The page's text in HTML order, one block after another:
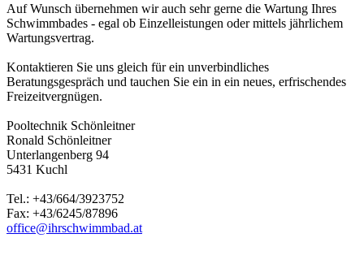
Auf Wunsch übernehmen wir auch sehr gerne die Wartung Ihres
Schwimmbades - egal ob Einzelleistungen oder mittels jährlichem
Wartungsvertrag.
Kontaktieren Sie uns gleich für ein unverbindliches
Beratungsgespräch und tauchen Sie ein in ein neues, erfrischendes
Freizeitvergnügen.
Pooltechnik Schönleitner
Ronald Schönleitner
Unterlangenberg 94
5431 Kuchl
Tel.: +43/664/3923752
Fax: +43/6245/87896
office@ihrschwimmbad.at